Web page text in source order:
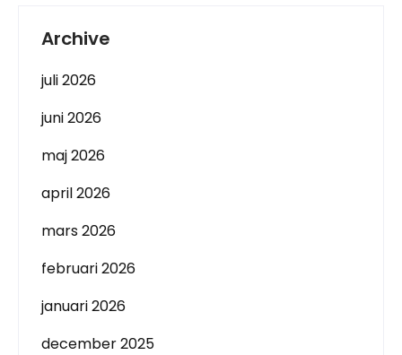
Archive
juli 2026
juni 2026
maj 2026
april 2026
mars 2026
februari 2026
januari 2026
december 2025